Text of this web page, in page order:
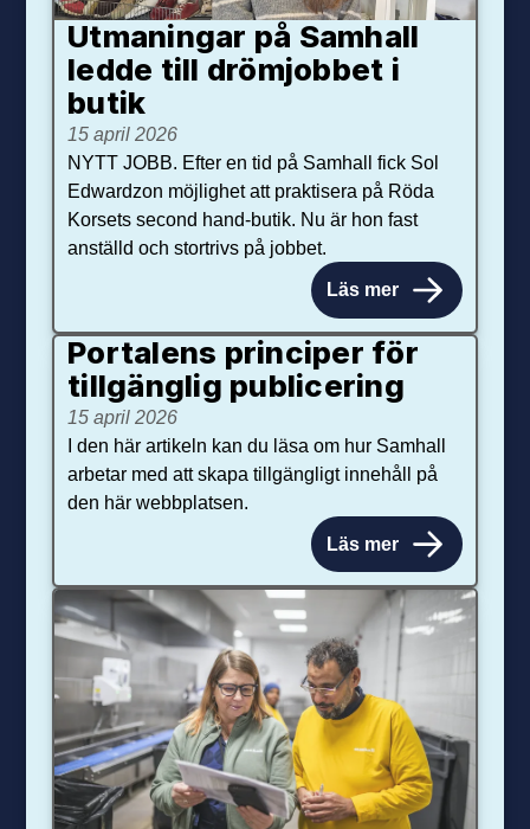
Utmaningar på Sam­hall
ledde till dröm­jobbet i
butik
15 april 2026
NYTT JOBB. Efter en tid på Samhall fick Sol
Edwardzon möjlighet att praktisera på Röda
Korsets second hand-butik. Nu är hon fast
anställd och stortrivs på jobbet.
Läs mer
Portalens principer för
tillgänglig publicering
15 april 2026
I den här artikeln kan du läsa om hur Samhall
arbetar med att skapa tillgängligt innehåll på
den här webbplatsen.
Läs mer